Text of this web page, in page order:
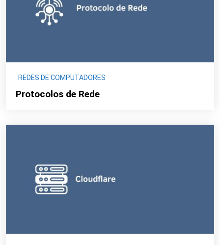
REDES DE COMPUTADORES
Protocolos de Rede